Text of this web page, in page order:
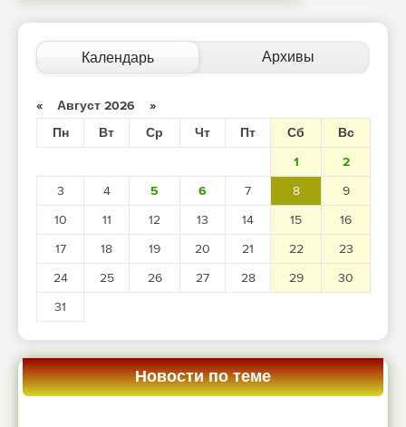
Календарь Архивы
« Август 2026 »
Пн
Вт Ср Чт Пт Сб
Вс
1
2
3
4 5 6 7 8
9
10
11 12 13 14 15
16
17
18 19 20 21 22
23
24
25 26 27 28 29
30
31
Новости по теме